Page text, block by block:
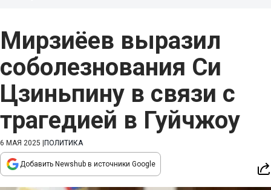
Мирзиёев выразил
соболезнования Си
Цзиньпину в связи с
трагедией в Гуйчжоу
6 МАЯ 2025 ПОЛИТИКА
Добавить Newshub в источники Google